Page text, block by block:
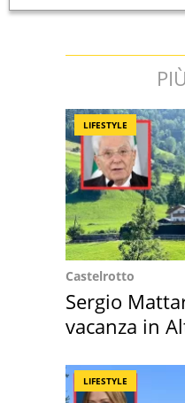
LIFESTYLE
Castelrotto
Sergio
vacanza in
LIFESTYLE